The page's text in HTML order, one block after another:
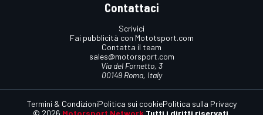
Contattaci
Scrivici
Fai pubblicità con Mototsport.com
Contatta il team
sales@motorsport.com
Via del Fornetto, 3
00149 Roma, Italy
Termini & CondizioniPolitica sui cookiePolitica sulla Privacy